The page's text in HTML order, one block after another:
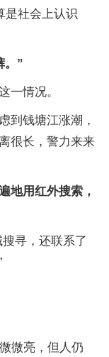
是社会上认识
。”
一情况。
到钱塘江涨潮，
很长，警力来来
地用红外搜索，
寻，还联系了
微亮，但人仍